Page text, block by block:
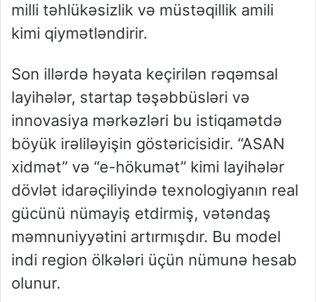
milli təhlükəsizlik və müstəqillik amili
kimi qiymətləndirir.
Son illərdə həyata keçirilən rəqəmsal
layihələr, startap təşəbbüsləri və
innovasiya mərkəzləri bu istiqamətdə
böyük irəliləyişin göstəricisidir. “ASAN
xidmət” və “e-hökumət” kimi layihələr
dövlət idarəçiliyində texnologiyanın real
gücünü nümayiş etdirmiş, vətəndaş
məmnuniyyətini artırmışdır. Bu model
indi region ölkələri üçün nümunə hesab
olunur.